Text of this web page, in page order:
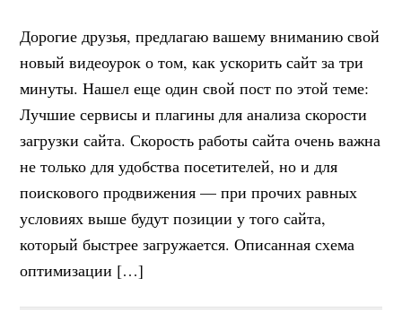
Дорогие друзья, предлагаю вашему вниманию свой
новый видеоурок о том, как ускорить сайт за три
минуты. Нашел еще один свой пост по этой теме:
Лучшие сервисы и плагины для анализа скорости
загрузки сайта. Скорость работы сайта очень важна
не только для удобства посетителей, но и для
поискового продвижения — при прочих равных
условиях выше будут позиции у того сайта,
который быстрее загружается. Описанная схема
оптимизации […]